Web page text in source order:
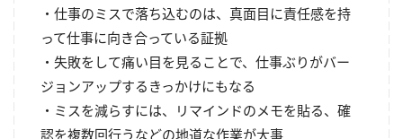
・仕事のミスで落ち込むのは、真面目に責任感を持
って仕事に向き合っている証拠
・失敗をして痛い目を見ることで、仕事ぶりがバー
ジョンアップするきっかけにもなる
・ミスを減らすには、リマインドのメモを貼る、確
認を複数回行うなどの地道な作業が大事